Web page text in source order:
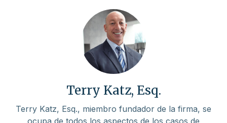
Terry Katz, Esq.
Terry Katz, Esq., miembro fundador de la firma, se